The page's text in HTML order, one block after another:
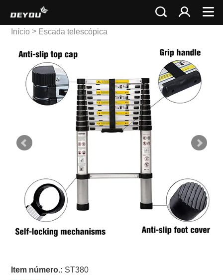
Início > Escada telescópica
Única
Item número.: ST380